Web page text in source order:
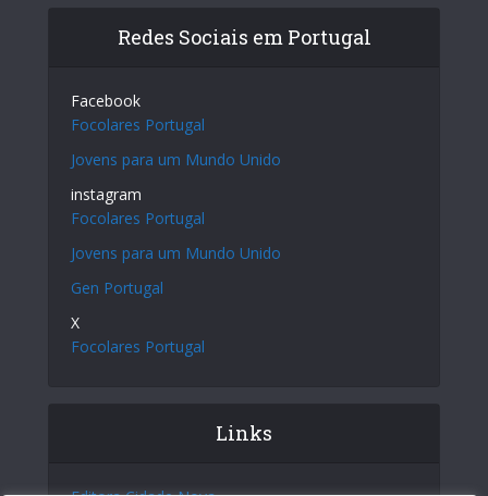
Redes Sociais em Portugal
Facebook
Focolares Portugal
Jovens para um Mundo Unido
instagram
Focolares Portugal
Jovens para um Mundo Unido
Gen Portugal
X
Focolares Portugal
Links